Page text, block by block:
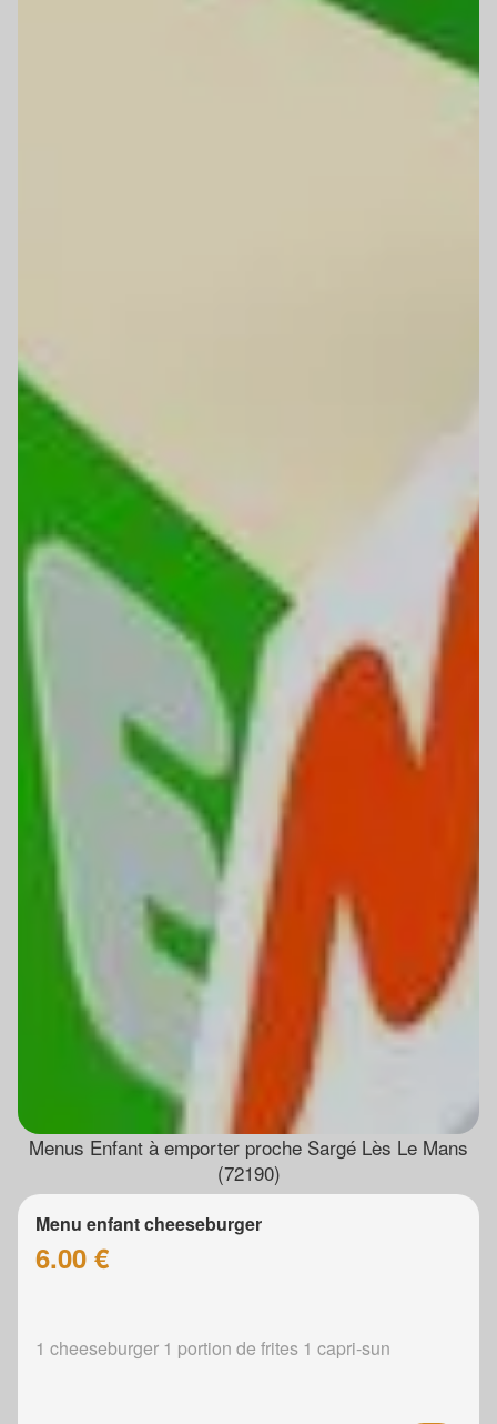
Menus Enfant à emporter proche Sargé Lès Le Mans
(72190)
Menu enfant cheeseburger
6.00 €
1 cheeseburger 1 portion de frites 1 capri-sun